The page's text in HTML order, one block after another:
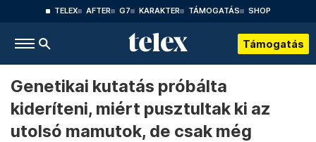
TELEX AFTER G7 KARAKTER TÁMOGATÁS SHOP
Támogatás
Genetikai kutatás próbálta
kideríteni, miért pusztultak ki az
utolsó mamutok, de csak még